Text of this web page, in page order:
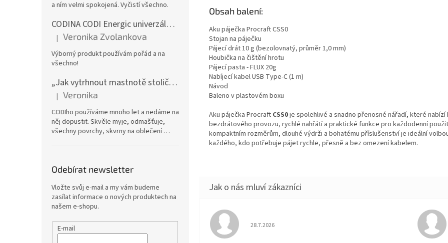
a ním velmi spokojená. Vyčistí všechno.
CODINA CODI Energic univerzální odmašťovač, 5l kanystr Sleva a výhody při nákupu na e-shopu
Hodnocení produktu je 5 z 5 hvězdiček.
| Veronika Zvolankova
Výborný produkt používám pořád a na
všechno!
„Jak vytrhnout mastnotě stoličku“ – CODI Energic univerzální odmašťovač 750 ml (náplň), karton 12 ks | dlouhodobá zásoba
Hodnocení produktu je 5 z 5 hvězdiček.
| Veronika
CODIho používáme mnoho let a nedáme na
něj dopustit. Skvěle myje, odmašťuje,
všechny povrchy, skvrny na oblečení …
Odebírat newsletter
Vložte svůj e-mail a my vám budeme
zasílat informace o nových produktech na
našem e-shopu.
E-mail
Obsah balení:
Aku páječka Procraft CSS0
Stojan na páječku
Pájecí drát 10 g (bezolovnatý, průměr 1,0 mm)
Houbička na čištění hrotu
Pájecí pasta - FLUX 20g
Nabíjecí kabel USB Type-C (1 m)
Návod
Baleno v plastovém boxu
Aku páječka Procraft CSS0je spolehlivé a snadno přenosné nářadí, které
bezdrátového provozu, rychlé nahřátí a praktické funkce pro každodenní
kompaktním rozměrům, dlouhé výdrži a bohatému příslušenství je ideální
každého, kdo potřebuje pájet rychle, přesně a bez omezení kabelem.
Hodnocení obchodu je 5 z 5 hvězdiček.
28.7.2026